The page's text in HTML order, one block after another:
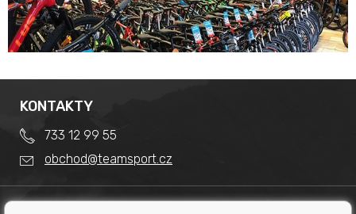
KONTAKTY
733 12 99 55
obchod@teamsport.cz